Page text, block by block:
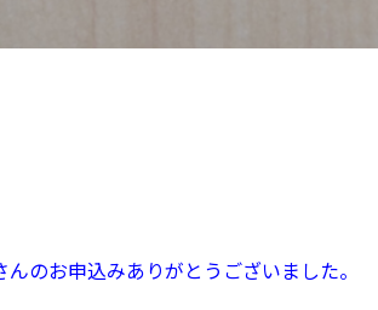
のお申込みありがとうございました。